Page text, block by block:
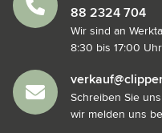
88 2324 704
Wir sind an
8:30 bis 17:00
Schreiben Sie
wir melden uns